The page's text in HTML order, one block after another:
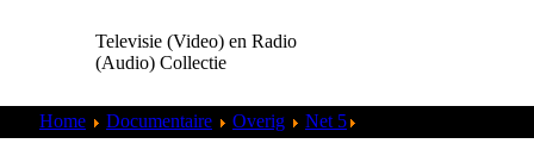
Televisie (Video) en Radio
(Audio) Collectie
Home Documentaire Overig Net 5